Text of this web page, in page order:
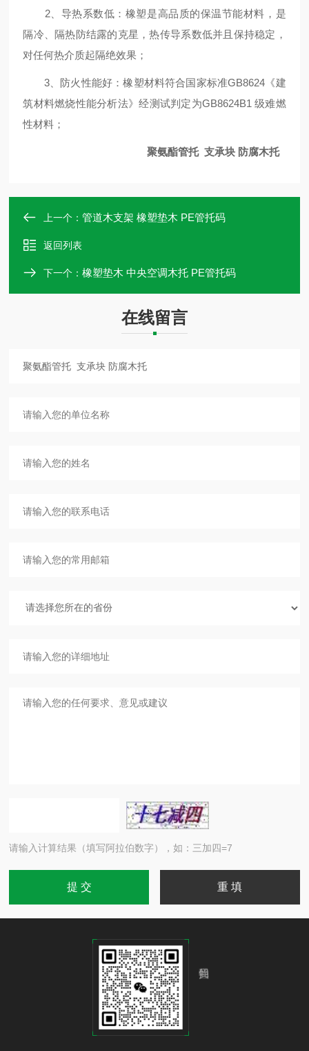
2、导热系数低：橡塑是高品质的保温节能材料，是
隔冷、隔热防结露的克星，热传导系数低并且保持稳定，
对任何热介质起隔绝效果；
3、防火性能好：橡塑材料符合国家标准GB8624《建
筑材料燃烧性能分析法》经测试判定为GB8624B1 级难燃
性材料；
聚氨酯管托 支承块 防腐木托
上一个：管道木支架 橡塑垫木 PE管托码
返回列表
下一个：橡塑垫木 中央空调木托 PE管托码
在线留言
请输入计算结果（填写阿拉伯数字），如：三加四=7